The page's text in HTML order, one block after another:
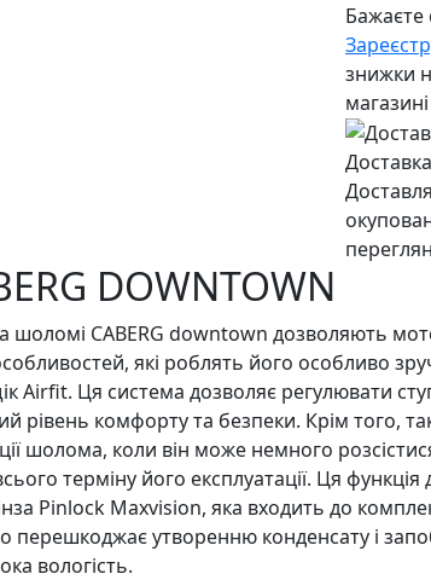
Бажаєте
знижки
магазині
DOWNTOWN
шоломі CABERG downtown дозволяють
які роблять його особливо
Airfit. Ця система дозволяє регулювати
рівень комфорту та безпеки. Крім того,
шолома, коли він може немного
терміну його експлуатації. Ця
Pinlock Maxvision, яка входить до
перешкоджає утворенню конденсату і
вологість.